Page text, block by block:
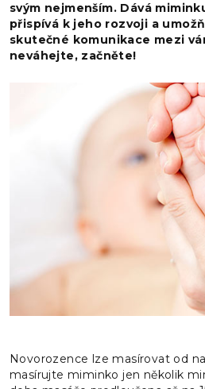
svým nejmenším. Dává
přispívá k jeho rozvoji a
skutečné komunikace mezi
neváhejte, začněte!
Novorozence lze masírovat od
masírujte miminko jen několik